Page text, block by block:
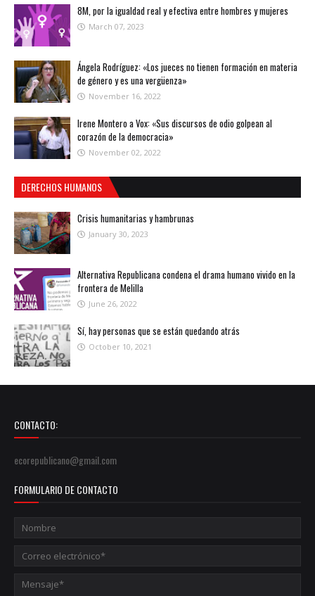
8M, por la igualdad real y efectiva entre hombres y mujeres
March 07, 2023
Ángela Rodríguez: «Los jueces no tienen formación en materia
de género y es una vergüenza»
November 16, 2022
Irene Montero a Vox: «Sus discursos de odio golpean al
corazón de la democracia»
November 02, 2022
DERECHOS HUMANOS
Crisis humanitarias y hambrunas
January 30, 2023
Alternativa Republicana condena el drama humano vivido en la
frontera de Melilla
June 26, 2022
Sí, hay personas que se están quedando atrás
October 10, 2021
CONTACTO:
ecorepublicano@gmail.com
FORMULARIO DE CONTACTO